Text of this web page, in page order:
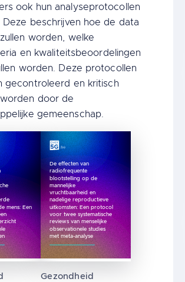
ook hun analyseprotocollen
Deze beschrijven hoe de data
worden, welke
en kwaliteitsbeoordelingen
worden. Deze protocollen
gecontroleerd en kritisch
door de
gemeenschap.
mens: Een
De effecten van
radiofrequente
blootstelling op de
mannelijke
vruchtbaarheid en
nadelige reproductieve
uitkomsten: Een protocol
voor twee systematische
reviews van menselijke
observationele studies
met meta-analyse
Gezondheid